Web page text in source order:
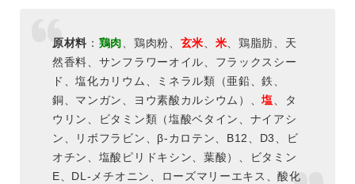
原材料 ： 鶏肉、鶏肉粉、 玄米、 米、鶏脂肪、天
然香料、サンフラワーオイル、フラックスシー
ド、塩化カリウム、ミネラル類（亜鉛、鉄、
銅、マンガン、ヨウ素酸カルシウム）、塩、タ
ウリン、ビタミン類（塩酸ベタイン、ナイアシ
ン、リボフラビン、β-カロテン、B12、D3、ビ
オチン、塩酸ピリドキシン、葉酸）、ビタミン
E、DL-メチオニン、ローズマリーエキス、酸化